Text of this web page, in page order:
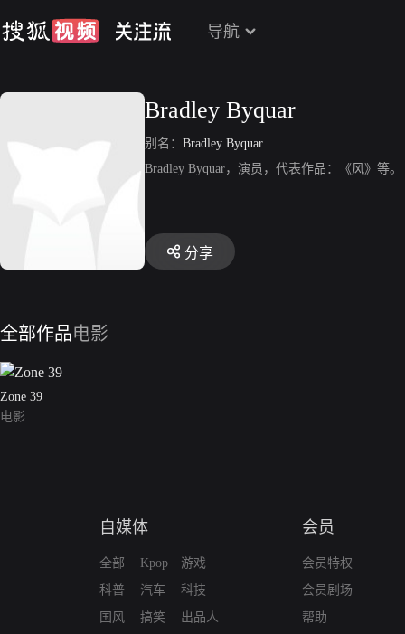
导航
Bradley Byquar
别名： Bradley Byquar
Bradley Byquar，演员，代表作品：《风》等。
分享
全部作品电影
Zone 39
电影
自媒体
全部
科普
国风
Kpop
汽车
搞笑
游戏
科技
出品人
会员
会员特权
会员剧场
帮助